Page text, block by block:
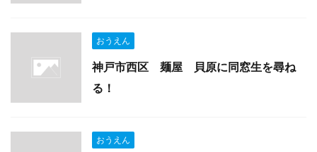
おうえん
神戸市西区 麺屋 貝原に同窓生を尋ね
る！
おうえん